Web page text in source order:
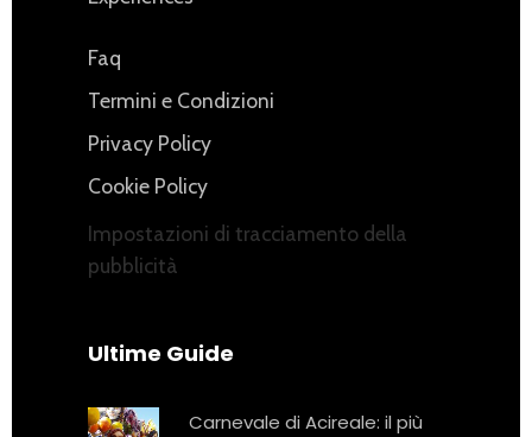
Faq
Termini e Condizioni
Privacy Policy
Cookie Policy
Impostazioni di tracciamento della
pubblicità
Ultime Guide
Carnevale di Acireale: il più